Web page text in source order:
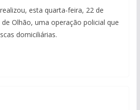
esta quarta-feira, 22 de
Olhão, uma operação policial que
domiciliárias.